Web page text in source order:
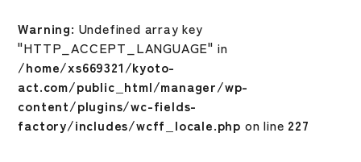
Warning: Undefined array key
"HTTP_ACCEPT_LANGUAGE" in
/home/xs669321/kyoto-
act.com/public_html/manager/wp-
content/plugins/wc-fields-
factory/includes/wcff_locale.php on line 227